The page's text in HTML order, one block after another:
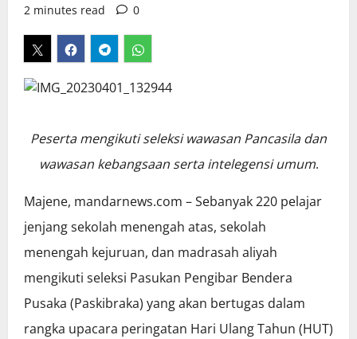
2 minutes read
0
Peserta mengikuti seleksi wawasan Pancasila dan
wawasan kebangsaan serta intelegensi umum.
Majene, mandarnews.com – Sebanyak 220 pelajar
jenjang sekolah menengah atas, sekolah
menengah kejuruan, dan madrasah aliyah
mengikuti seleksi Pasukan Pengibar Bendera
Pusaka (Paskibraka) yang akan bertugas dalam
rangka upacara peringatan Hari Ulang Tahun (HUT)